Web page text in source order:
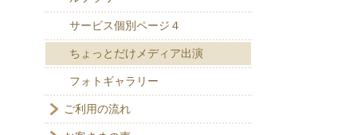
サービス個別ページ４
ちょっとだけメディア出演
フォトギャラリー
ご利用の流れ